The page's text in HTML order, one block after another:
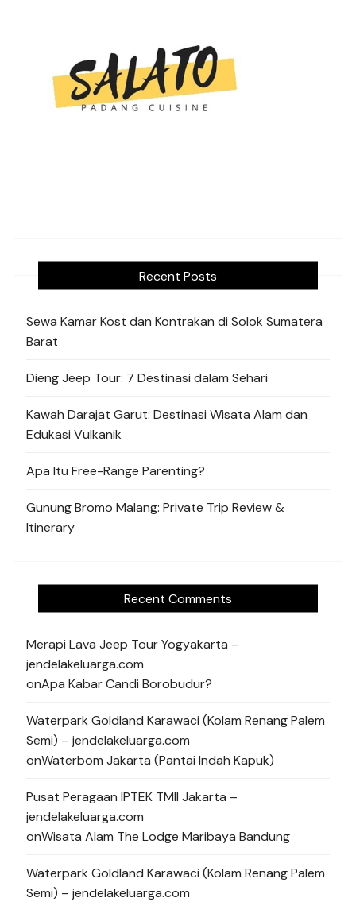
Recent Posts
Sewa Kamar Kost dan Kontrakan di Solok Sumatera
Barat
Dieng Jeep Tour: 7 Destinasi dalam Sehari
Kawah Darajat Garut: Destinasi Wisata Alam dan
Edukasi Vulkanik
Apa Itu Free-Range Parenting?
Gunung Bromo Malang: Private Trip Review &
Itinerary
Recent Comments
Merapi Lava Jeep Tour Yogyakarta –
jendelakeluarga.com
onApa Kabar Candi Borobudur?
Waterpark Goldland Karawaci (Kolam Renang Palem
Semi) – jendelakeluarga.com
onWaterbom Jakarta (Pantai Indah Kapuk)
Pusat Peragaan IPTEK TMII Jakarta –
jendelakeluarga.com
onWisata Alam The Lodge Maribaya Bandung
Waterpark Goldland Karawaci (Kolam Renang Palem
Semi) – jendelakeluarga.com